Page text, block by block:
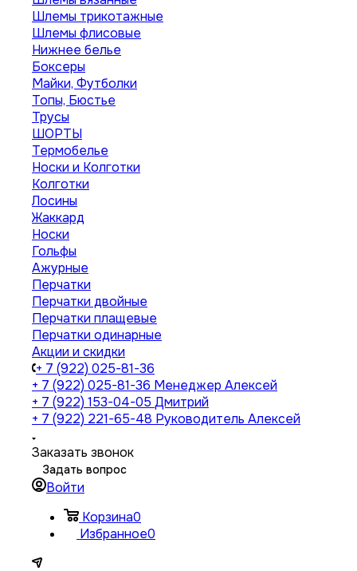
Шлемы трикотажные
Шлемы флисовые
Нижнее белье
Боксеры
Майки, Футболки
Топы, Бюстье
Трусы
ШОРТЫ
Термобелье
Носки и Колготки
Колготки
Лосины
Жаккард
Носки
Гольфы
Ажурные
Перчатки
Перчатки двойные
Перчатки плащевые
Перчатки одинарные
Акции и скидки
+ 7 (922) 025-81-36
+ 7 (922) 025-81-36 Менеджер Алексей
+ 7 (922) 153-04-05 Дмитрий
+ 7 (922) 221-65-48 Руководитель Алексей
Заказать звонок
Задать вопрос
Войти
Корзина0
Избранное0